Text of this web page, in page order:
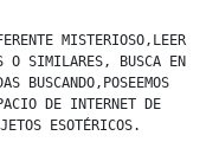
MISTERIOSO,LEER
O SIMILARES, BUSCA EN
BUSCANDO,POSEEMOS
DE INTERNET DE
ESOTÉRICOS.